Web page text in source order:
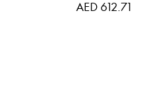
AED 612.71